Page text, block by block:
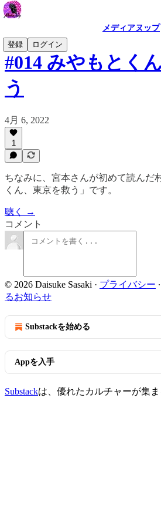
メディアヌップ
登録
ログイン
#014 みやもとく
う
4月 6, 2022
1
ちなみに、宮本さんが初めて読んだ
くん、東京を救う」です。
聴く →
コメント
© 2026 Daisuke Sasaki · プライバシー ∙
るお知らせ
Substackを始める
Appを入手
Substackは、優れたカルチャーが集